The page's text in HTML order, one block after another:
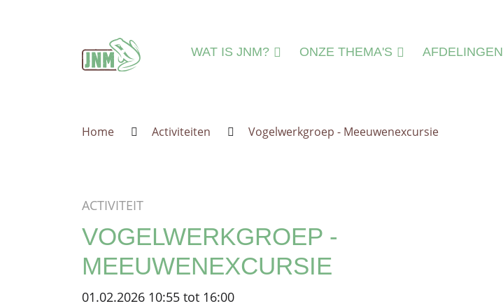
Terug naar de homepage
WAT IS JNM?
LEEFTIJDSGROEPEN
JNM'ER WORDEN
JNM STEUNEN
GESCHIEDENIS
ONZE THEMA'S
MILIEU
AFDELINGEN
Home Activiteiten Vogelwerkgroep - Meeuwenexcursie
ACTIVITEIT
VOGELWERKGROEP -
MEEUWENEXCURSIE
01.02.2026 10:55 tot 16:00